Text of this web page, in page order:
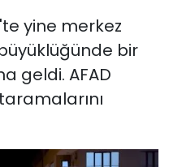
yine merkez
bir
geldi. AFAD